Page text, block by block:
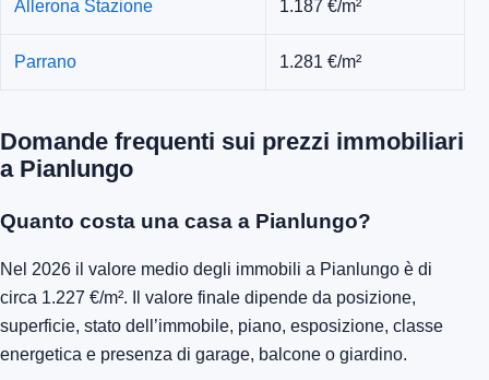
Allerona Stazione 1.187 €/m²
Parrano 1.281 €/m²
Domande frequenti sui prezzi immobiliari
a Pianlungo
Quanto costa una casa a Pianlungo?
Nel 2026 il valore medio degli immobili a Pianlungo è di
circa 1.227 €/m². Il valore finale dipende da posizione,
superficie, stato dell’immobile, piano, esposizione, classe
energetica e presenza di garage, balcone o giardino.